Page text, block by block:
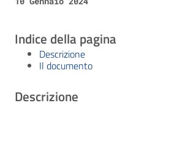
Indice della pagina
Descrizione
Il documento
Descrizione